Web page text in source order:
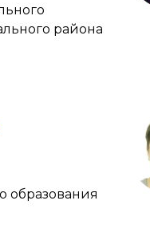
района
образования